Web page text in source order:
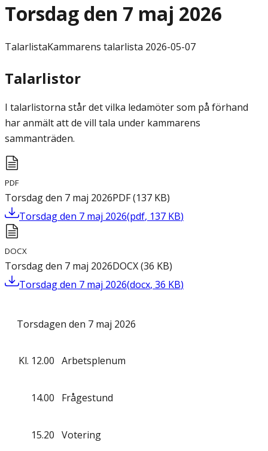
Torsdag den 7 maj 2026
TalarlistaKammarens talarlista 2026-05-07
Talarlistor
I talarlistorna står det vilka ledamöter som på förhand
har anmält att de vill tala under kammarens
sammanträden.
PDF
Torsdag den 7 maj 2026PDF(137 KB)
Torsdag den 7 maj 2026(pdf, 137 KB)
DOCX
Torsdag den 7 maj 2026DOCX(36 KB)
Torsdag den 7 maj 2026(docx, 36 KB)
Torsdagen den 7 maj 2026
Kl. 12.00 Arbetsplenum
14.00 Frågestund
15.20 Votering